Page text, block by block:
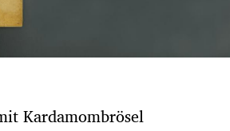
Kardamombrösel